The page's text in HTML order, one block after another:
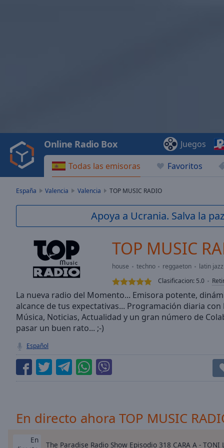
Video
Play
Backward
Skip
Current
Duration-:-
TypeLIVE
Seek to
live,
currently
behind
Remaining
Time-
Todas las emisoras Favoritos
Online Radio Box Juegos
España Valencia Valencia TOP MUSIC RADIO
Apoya a Ucrania. Salva la
TOP MUSIC
house techno reggaeton
latin jazz
Clasificacion: 5.0
La nueva radio del Momento... Emisora potente,
alcance de tus expectativas... Programación diaria
Música, Noticias, Actualidad y un gran número de
pasar un buen rato... ;-)
Español
En directo ahora TOP MUSIC
En
The Paradise Radio Show Episodio 318 CARA A - TONI